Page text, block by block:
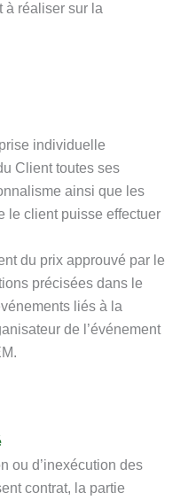
à réaliser sur la
individuelle
Client toutes ses
ainsi que les
le client puisse effectuer
du prix approuvé par le
précisées dans le
liés à la
de l’événement
ou d’inexécution des
contrat, la partie